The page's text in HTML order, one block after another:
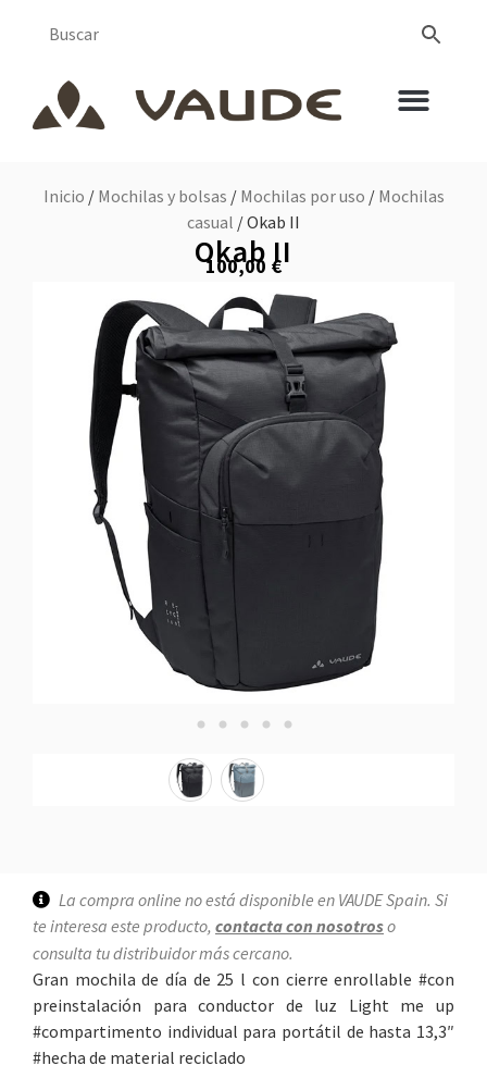
Inicio /Mochilas y bolsas /Mochilas por uso /Mochilas
casual / Okab II
Okab II
100,00 €
La compra online no está disponible en VAUDE Spain. Si
te interesa este producto, contacta con nosotroso
consulta tu distribuidor más cercano.
Gran mochila de día de 25 l con cierre enrollable #con
preinstalación para conductor de luz Light me up
#compartimento individual para portátil de hasta 13,3″
#hecha de material reciclado